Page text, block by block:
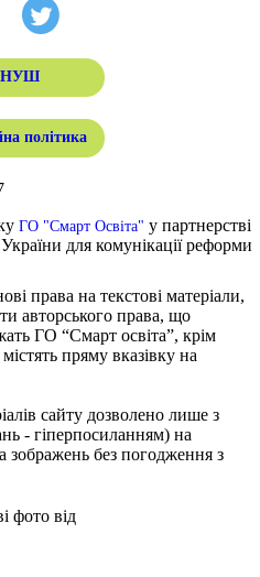
НУШ
політика
ГО "Смарт Освіта" у партнерстві
для комунікації реформи
права на текстові матеріали,
авторського права, що
ГО “Смарт освіта”, крім
пряму вказівку на
сайту дозволено лише з
- гіперпосиланням) на
зображень без погодження з
фото від